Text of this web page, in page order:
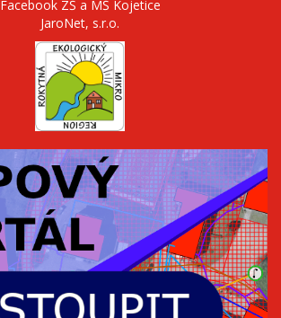
Facebook ZŠ a MŠ Kojetice
JaroNet, s.r.o.